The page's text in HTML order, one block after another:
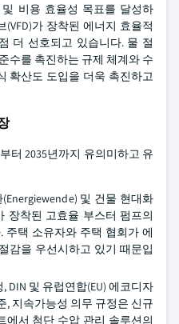
비용 효율성 목표를 달성하
가 장착된 에너지 효율적
더 선호되고 있습니다. 물 절
수를 촉진하는 규제 체계와 수
확산도 도입을 더욱 촉진하고
터 2035년까지 유의미하고 유
및 건물 현대화
장착된 고효율 부스터 펌프의
주택 소유자와 주택 협회가 에
감을 우선시하고 있기 때문입
DIN 및 유럽연합(EU) 에코디자
, 지속가능성 의무 규정은 신규
에서 첨단 수압 관리 솔루션의